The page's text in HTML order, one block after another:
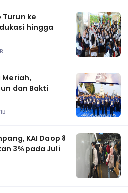
Turun ke
hingga
Meriah,
dan Bakti
KAI Daop 8
3% pada Juli